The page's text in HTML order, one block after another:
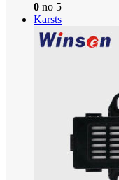
0 no 5
Karsts